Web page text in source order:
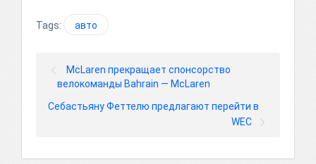
Tags: авто
McLaren прекращает спонсорство
велокоманды Bahrain — McLaren
Себастьяну Феттелю предлагают перейти в
WEC